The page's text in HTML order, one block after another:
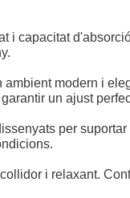
i capacitat
modern i
un ajust
per
i relaxant.